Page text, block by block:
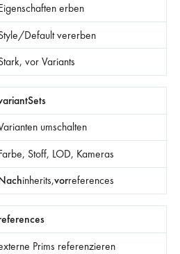
erben
Default vererben
vor Variants
umschalten
Stoff, LOD, Kameras
inherits,vorreferences
Prims referenzieren